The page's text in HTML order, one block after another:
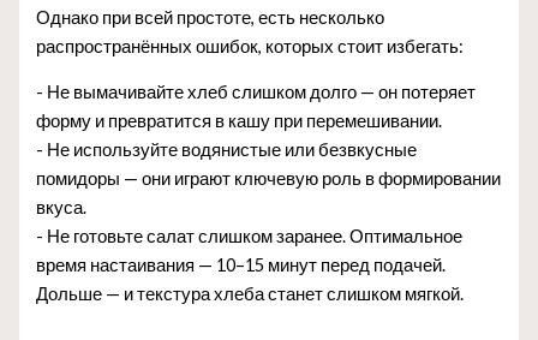
Однако при всей простоте, есть несколько
распространённых ошибок, которых стоит избегать:
- Не вымачивайте хлеб слишком долго — он потеряет
форму и превратится в кашу при перемешивании.
- Не используйте водянистые или безвкусные
помидоры — они играют ключевую роль в формировании
вкуса.
- Не готовьте салат слишком заранее. Оптимальное
время настаивания — 10–15 минут перед подачей.
Дольше — и текстура хлеба станет слишком мягкой.